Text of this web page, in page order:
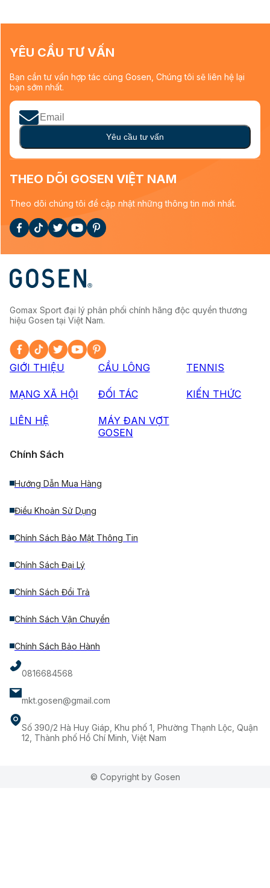
YÊU CẦU TƯ VẤN
Bạn cần tư vấn hợp tác cùng Gosen, Chúng tôi sẽ liên hệ lại
bạn sớm nhất.
Yêu cầu tư vấn
THEO DÕI GOSEN VIỆT NAM
Theo dõi chúng tôi để cập nhật những thông tin mới nhất.
Gomax Sport đại lý phân phối chính hãng độc quyền thương
hiệu Gosen tại Việt Nam.
GIỚI THIỆU CẦU LÔNG TENNIS
MẠNG XÃ HỘI ĐỐI TÁC KIẾN THỨC
LIÊN HỆ
MÁY ĐAN VỢT
GOSEN
Chính Sách
Hướng Dẫn Mua Hàng
Điều Khoản Sử Dụng
Chính Sách Bảo Mật Thông Tin
Chính Sách Đại Lý
Chính Sách Đổi Trả
Chính Sách Vận Chuyển
Chính Sách Bảo Hành
0816684568
mkt.gosen@gmail.com
Số 390/2 Hà Huy Giáp, Khu phố 1, Phường Thạnh Lộc, Quận
12, Thành phố Hồ Chí Minh, Việt Nam
© Copyright by Gosen